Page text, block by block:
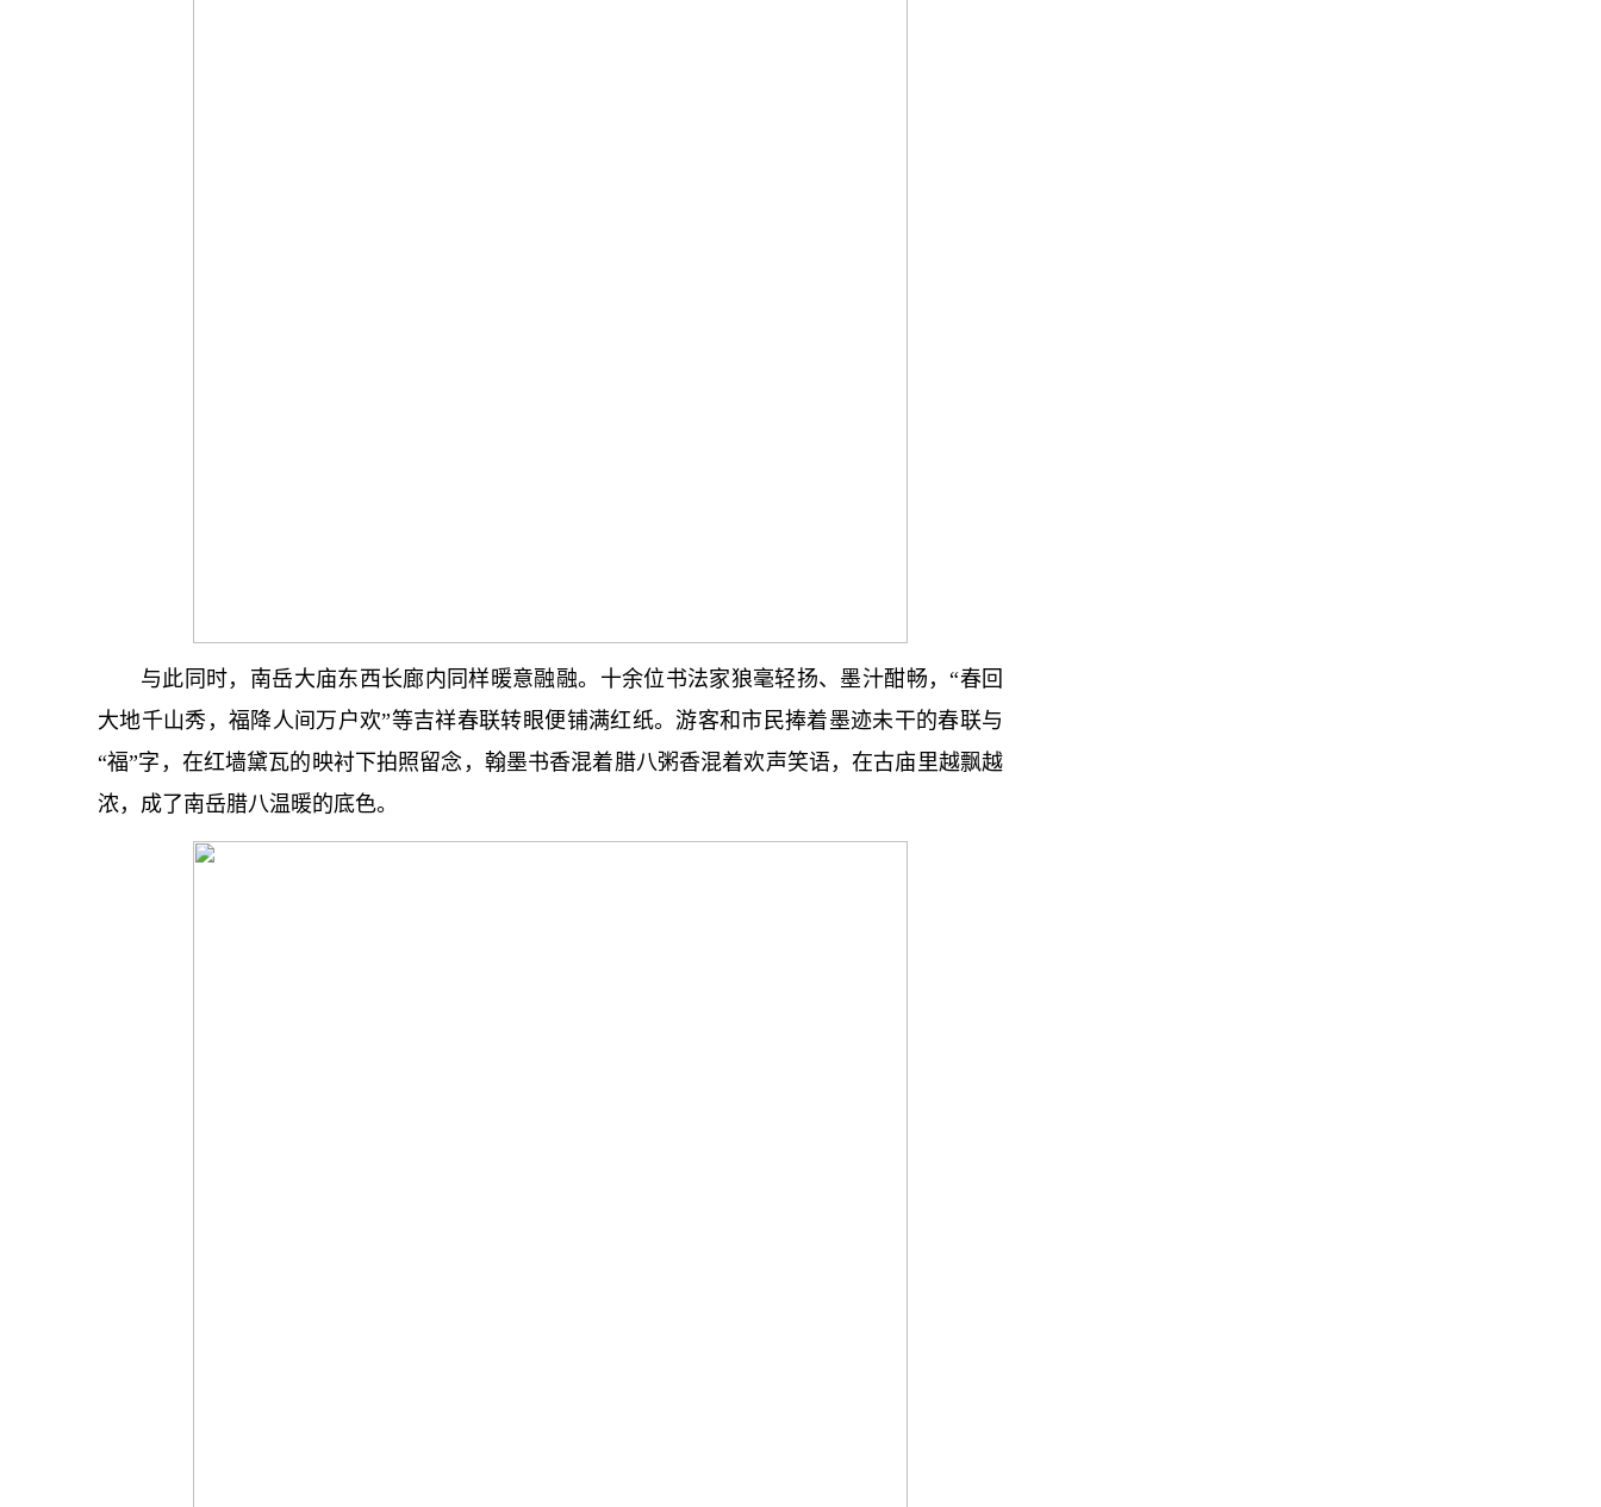
与此同时，南岳大庙东西长廊内同样暖意融融。十余位书法家狼毫轻扬、墨汁酣畅，“春回
大地千山秀，福降人间万户欢”等吉祥春联转眼便铺满红纸。游客和市民捧着墨迹未干的春联与
“福”字，在红墙黛瓦的映衬下拍照留念，翰墨书香混着腊八粥香混着欢声笑语，在古庙里越飘越
浓，成了南岳腊八温暖的底色。